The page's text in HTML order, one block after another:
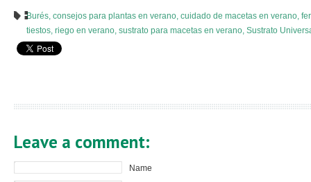
Burés, consejos para plantas en verano, cuidado de macetas en verano,
tiestos, riego en verano, sustrato para macetas en verano, Sustrato
Leave a comment:
Name